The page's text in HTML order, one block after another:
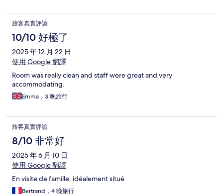
旅客真實評論
10/10 好極了
2025 年 12 月 22 日
使用 Google 翻譯
Room was really clean and staff were great and very
accommodating.
Emma，3 晚旅行
旅客真實評論
8/10 非常好
2025 年 6 月 10 日
使用 Google 翻譯
En visite de famille, idéalement situé
Bertrand，4 晚旅行